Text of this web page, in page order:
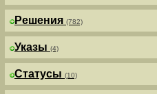
Решения (782)
Указы (4)
Статусы (10)